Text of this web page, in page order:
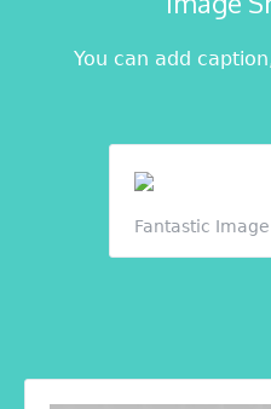
You can add
Fantastic